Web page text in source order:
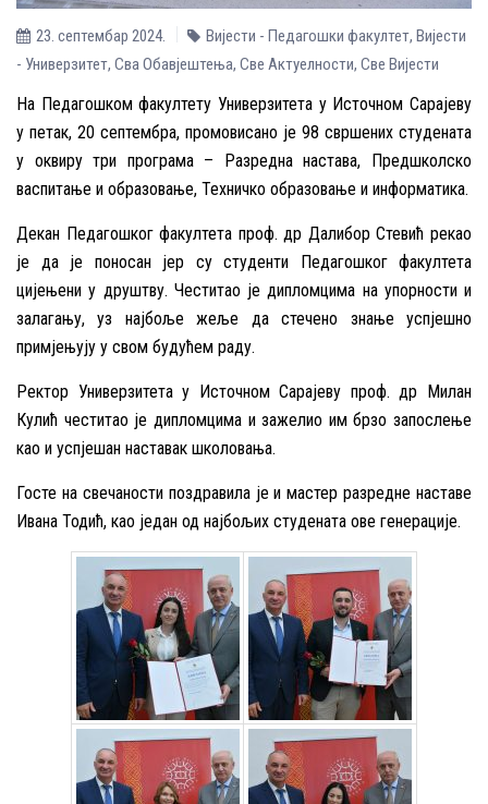
23. септембар 2024. Вијести - Педагошки факултет, Вијести
- Универзитет, Сва Обавјештења, Све Aктуелности, Све Вијести
На Педагошком факултету Универзитета у Источном Сарајеву
у петак, 20 септембра, промовисано је 98 свршених студената
у оквиру три програма – Разредна настава, Предшколско
васпитање и образовање, Техничко образовање и информатика.
Декан Педагошког факултета проф. др Далибор Стевић рекао
је да је поносан јер су студенти Педагошког факултета
цијењени у друштву. Честитао је дипломцима на упорности и
залагању, уз најбоље жеље да стечено знање успјешно
примјењују у свом будућем раду.
Ректор Универзитета у Источном Сарајеву проф. др Милан
Кулић честитао је дипломцима и зажелио им брзо запослење
као и успјешан наставак школовања.
Госте на свечаности поздравила је и мастер разредне наставе
Ивана Тодић, као један од најбољих студената ове генерације.